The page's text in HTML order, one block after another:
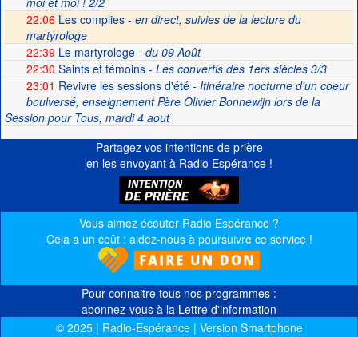
22:06 Les complies - en direct, suivies de la lecture du
martyrologe
22:39Le martyrologe- du 09 Août
22:30 Saints et témoins- Les convertis des 1ers siècles 3/3
23:01 Revivre les sessions d'été- Itinéraire nocturne d'un coeur
boulversé, enseignement Père Olivier Bonnewijn lors de la
Session pour Tous, mardi 4 aout
Partagez vos intentions de prière
en les envoyant à Radio Espérance !
Vous aimez écouter Radio Espérance ?
Cela a un coût : aidez-nous à poursuivre ce service !
Pour connaitre tous nos programmes :
abonnez-vous à la Lettre d'information
© 2025 | Radio-Espérance | Version Smartphone